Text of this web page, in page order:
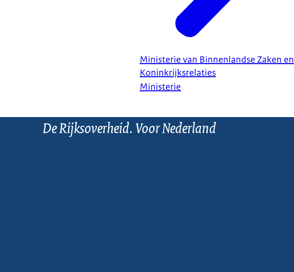
Ministerie van Binnenlandse Zaken en
Koninkrijksrelaties
Ministerie
De Rijksoverheid. Voor Nederland